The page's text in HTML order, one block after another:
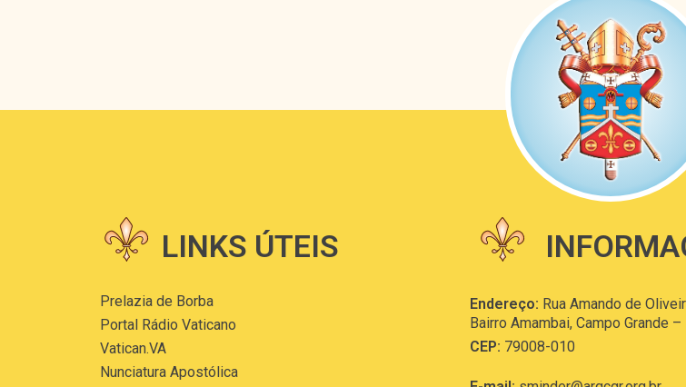
LINKS ÚTEIS
Prelazia de Borba
Portal Rádio Vaticano
Vatican.VA
Nunciatura Apostólica
Endereço: Rua Amando de
Bairro Amambai, Campo Grande –
CEP: 79008-010